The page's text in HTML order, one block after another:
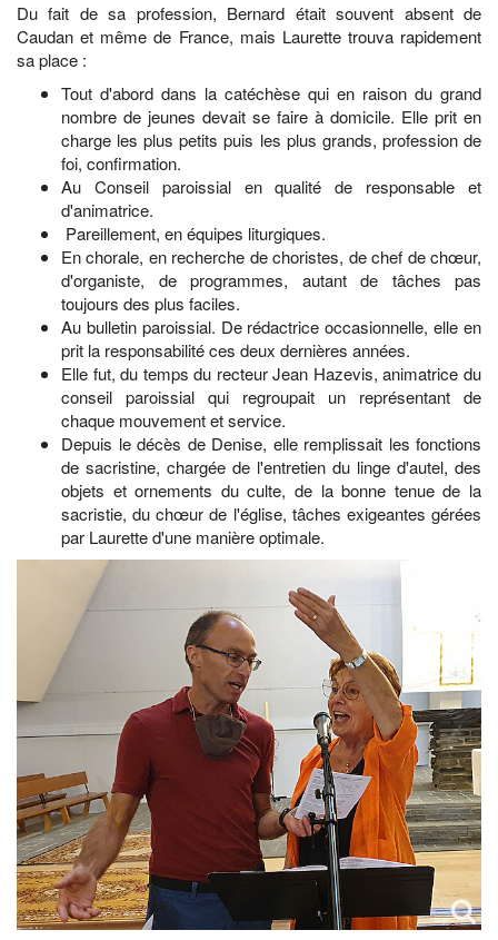
Du fait de sa profession, Bernard était souvent absent de
Caudan et même de France, mais Laurette trouva rapidement
sa place :
Tout d'abord dans la catéchèse qui en raison du grand
nombre de jeunes devait se faire à domicile. Elle prit en
charge les plus petits puis les plus grands, profession de
foi, confirmation.
Au Conseil paroissial en qualité de responsable et
d'animatrice.
Pareillement, en équipes liturgiques.
En chorale, en recherche de choristes, de chef de chœur,
d'organiste, de programmes, autant de tâches pas
toujours des plus faciles.
Au bulletin paroissial. De rédactrice occasionnelle, elle en
prit la responsabilité ces deux dernières années.
Elle fut, du temps du recteur Jean Hazevis, animatrice du
conseil paroissial qui regroupait un représentant de
chaque mouvement et service.
Depuis le décès de Denise, elle remplissait les fonctions
de sacristine, chargée de l'entretien du linge d'autel, des
objets et ornements du culte, de la bonne tenue de la
sacristie, du chœur de l'église, tâches exigeantes gérées
par Laurette d'une manière optimale.